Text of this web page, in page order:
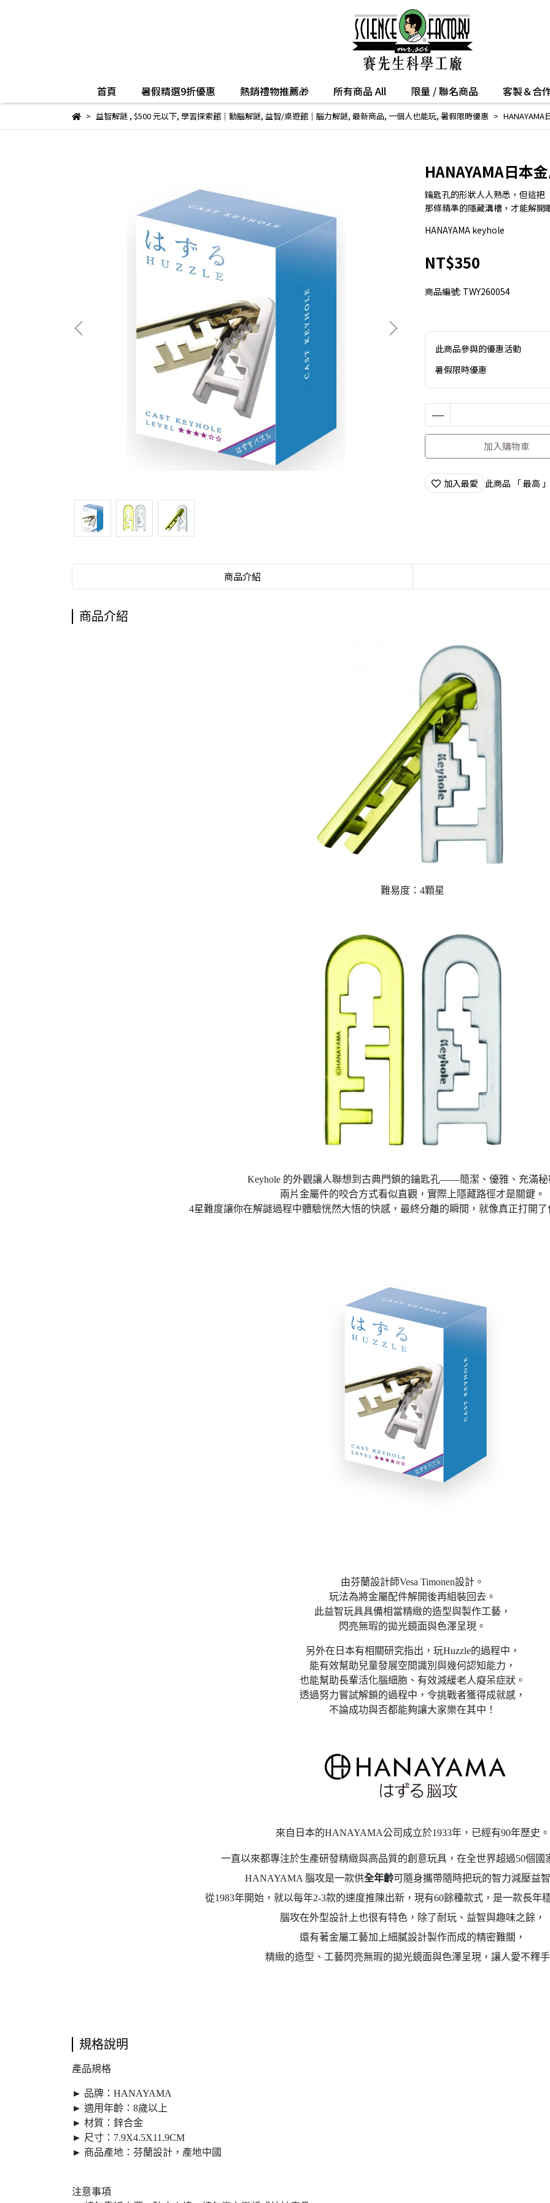
首頁 暑假精選9折優惠 熱銷禮物推薦🎁 所有商品 All 限量 / 聯名商品 客製＆合
益智解謎, $500 元以下, 學習探索館│動腦解謎, 益智/桌遊館｜腦力解謎, 最新商品, 一個人也能玩, 暑假限時優惠
HANAYAMA日本
鑰匙孔的形狀人人熟悉，但這把
那條精準的隱藏溝槽，才能解開
HANAYAMA keyhole
NT$350
商品編號: TWY260054
此商品參與的優惠活動
暑假限時優惠
加入購物車
加入最愛 此商品 「 最高
商品介紹
商品介紹
難易度：4顆星
Keyhole 的外觀讓人聯想到古典門鎖的鑰匙孔——簡潔、優雅、充滿秘
兩片金屬件的咬合方式看似直觀，實際上隱藏路徑才是關鍵。
4星難度讓你在解謎過程中體驗恍然大悟的快感，最終分離的瞬間，就像真正打開
由芬蘭設計師Vesa Timonen設計。
玩法為將金屬配件解開後再組裝回去。
此益智玩具具備相當精緻的造型與製作工藝，
閃亮無瑕的拋光鏡面與色澤呈現。
另外在日本有相關研究指出，玩Huzzle的過程中，
能有效幫助兒童發展空間識別與幾何認知能力，
也能幫助長輩活化腦細胞、有效減緩老人癡呆症狀。
透過努力嘗試解鎖的過程中，令挑戰者獲得成就感，
不論成功與否都能夠讓大家樂在其中！
來自日本的HANAYAMA公司成立於1933年，已經有90年歷史。
一直以來都專注於生產研發精緻與高品質的創意玩具，在全世界超過50個國
HANAYAMA 腦攻是一款供全年齡可隨身攜帶隨時把玩的智力減壓益
從1983年開始，就以每年2-3款的速度推陳出新，現有60餘種款式，是一款長年
腦攻在外型設計上也很有特色，除了耐玩、益智與趣味之餘，
還有著金屬工藝加上細膩設計製作而成的精密難關，
精緻的造型、工藝閃亮無瑕的拋光鏡面與色澤呈現，讓人愛不釋
規格說明
產品規格
► 品牌：HANAYAMA
► 適用年齡：8歲以上
► 材質：鋅合金
► 尺寸：7.9X4.5X11.9CM
► 商品產地：芬蘭設計，產地中國
注意事項